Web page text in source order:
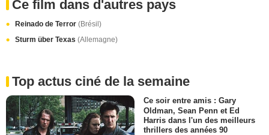
Ce film dans d'autres pays
Reinado de Terror (Brésil)
Sturm über Texas (Allemagne)
Top actus ciné de la semaine
Ce soir entre amis : Gary
Oldman, Sean Penn et Ed
Harris dans l'un des meilleurs
thrillers des années 90